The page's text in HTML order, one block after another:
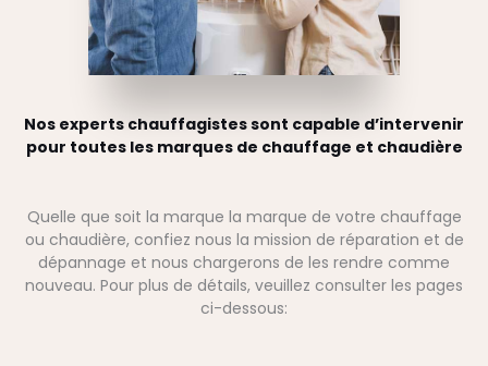
Nos experts chauffagistes sont capable d’intervenir
pour toutes les marques de chauffage et chaudière
Quelle que soit la marque la marque de votre chauffage
ou chaudière, confiez nous la mission de réparation et de
dépannage et nous chargerons de les rendre comme
nouveau. Pour plus de détails, veuillez consulter les pages
ci-dessous: